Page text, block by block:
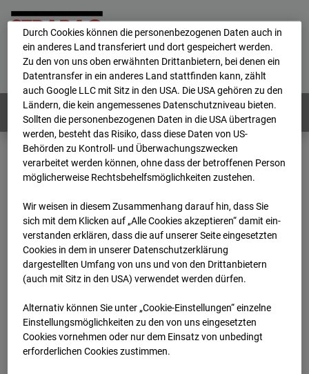
Home E-Mail Impressum
Login
Deutsch / English
Webcams: Alle Länder
Home
Deutschland
BC-132 - BV-Ausbau Bonatzbau -Cam9
Archiv
2026 07 08 06:15
BC-132 - BV-Ausbau
Bonatzbau -Cam9
Arnulf Klett Platz, 70173 Stuttgart
Zur Übersicht
Durch Cookies können die personenbezogenen Daten auch in
ein anderes Land transferiert und dort gespeichert werden.
Zu den von uns oben erwähnten Drittanbietern, bei denen ein
Datentransfer in ein anderes Land stattfinden kann, zählt
auch Google LLC mit Sitz in den USA. Die USA gehören zu den
Ländern, die kein angemessenes Datenschutzniveau bieten.
Sollten die personenbezogenen Daten in die USA übertragen
werden, besteht das Risiko, dass diese Daten von US-
Behörden zu Kontroll- und Überwachungszwecken
verarbeitet werden können, ohne dass der betroffenen Person
möglicherweise Rechtsbehelfsmöglichkeiten zustehen.
Wir weisen in diesem Zusammenhang darauf hin, dass Sie
sich mit dem Klicken auf „Alle Cookies akzeptieren“ damit ein­
ver­standen erklären, dass die auf unserer Seite eingesetzten
Cookies in dem in unserer Datenschutzerklärung
dargestellten Umfang von uns und von den Drittanbietern
(auch mit Sitz in den USA) verwendet werden dürfen.
Alternativ können Sie unter „Cookie-Einstellungen“ einzelne
Einstellungsmöglichkeiten zu den von uns eingesetzten
Cookies vornehmen oder nur dem Einsatz von unbedingt
erforderlichen Cookies zustimmen.